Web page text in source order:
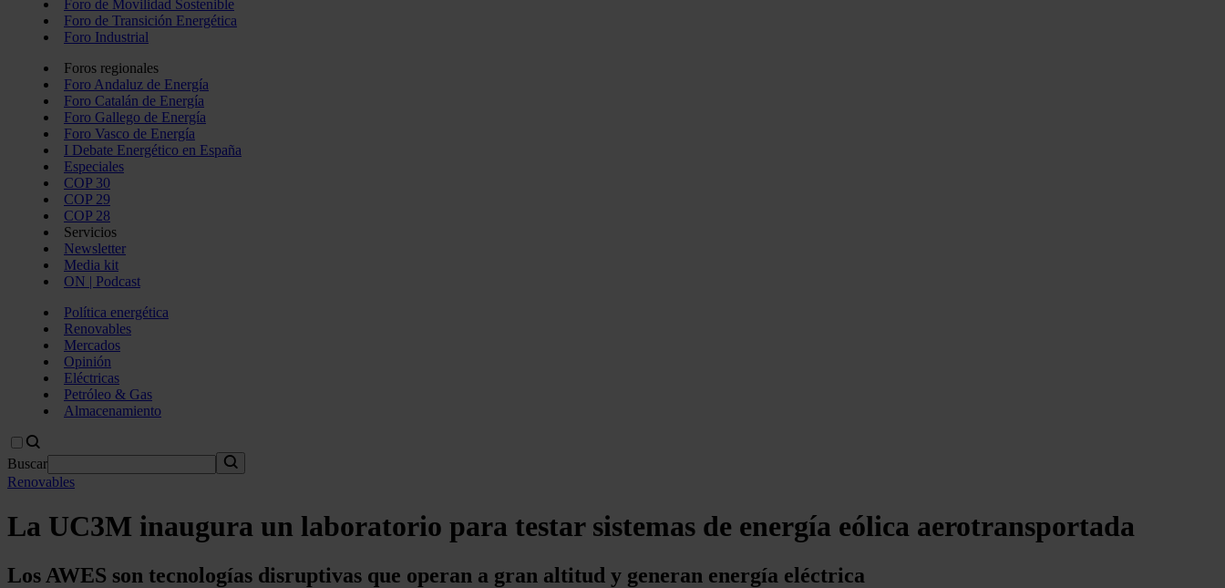
Foro de Movilidad Sostenible
Foro de Transición Energética
Foro Industrial
Foros regionales
Foro Andaluz de Energía
Foro Catalán de Energía
Foro Gallego de Energía
Foro Vasco de Energía
I Debate Energético en España
Especiales
COP 30
COP 29
COP 28
Servicios
Newsletter
Media kit
ON | Podcast
Política energética
Renovables
Mercados
Opinión
Eléctricas
Petróleo & Gas
Almacenamiento
Buscar
Renovables
La UC3M inaugura un laboratorio para testar sistemas de energía eólica aerotransportada
Los AWES son tecnologías disruptivas que operan a gran altitud y generan energía eléctrica